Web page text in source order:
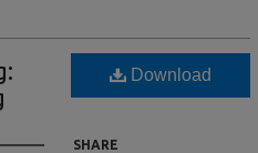
Download
SHARE